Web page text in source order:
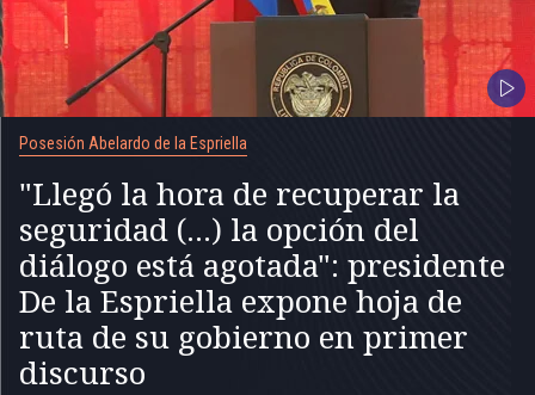
Posesión Abelardo de la Espriella
"Llegó la hora de recuperar la
seguridad (...) la opción del
diálogo está agotada": presidente
De la Espriella expone hoja de
ruta de su gobierno en primer
discurso